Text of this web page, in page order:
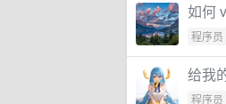
如何
程序员
给我
程序员